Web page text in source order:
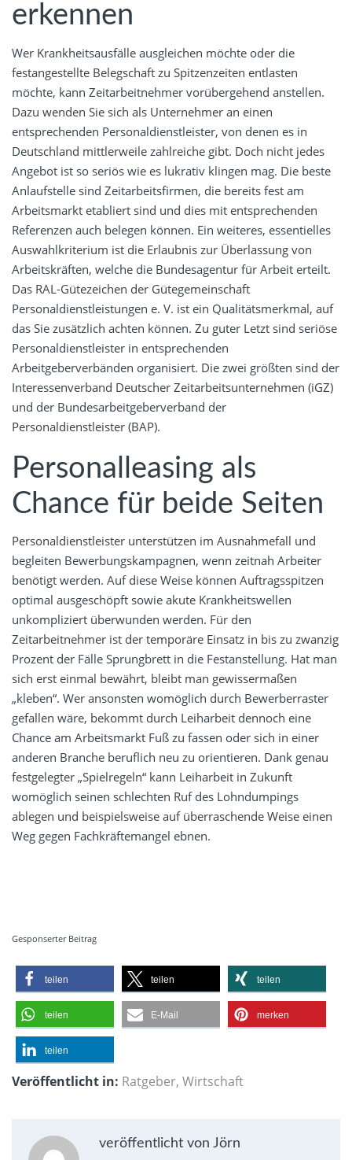
erkennen
Wer Krankheitsausfälle ausgleichen möchte oder die
festangestellte Belegschaft zu Spitzenzeiten entlasten
möchte, kann Zeitarbeitnehmer vorübergehend anstellen.
Dazu wenden Sie sich als Unternehmer an einen
entsprechenden Personaldienstleister, von denen es in
Deutschland mittlerweile zahlreiche gibt. Doch nicht jedes
Angebot ist so seriös wie es lukrativ klingen mag. Die beste
Anlaufstelle sind Zeitarbeitsfirmen, die bereits fest am
Arbeitsmarkt etabliert sind und dies mit entsprechenden
Referenzen auch belegen können. Ein weiteres, essentielles
Auswahlkriterium ist die Erlaubnis zur Überlassung von
Arbeitskräften, welche die Bundesagentur für Arbeit erteilt.
Das RAL-Gütezeichen der Gütegemeinschaft
Personaldienstleistungen e. V. ist ein Qualitätsmerkmal, auf
das Sie zusätzlich achten können. Zu guter Letzt sind seriöse
Personaldienstleister in entsprechenden
Arbeitgeberverbänden organisiert. Die zwei größten sind der
Interessenverband Deutscher Zeitarbeitsunternehmen (iGZ)
und der Bundesarbeitgeberverband der
Personaldienstleister (BAP).
Personalleasing als
Chance für beide Seiten
Personaldienstleister unterstützen im Ausnahmefall und
begleiten Bewerbungskampagnen, wenn zeitnah Arbeiter
benötigt werden. Auf diese Weise können Auftragsspitzen
optimal ausgeschöpft sowie akute Krankheitswellen
unkompliziert überwunden werden. Für den
Zeitarbeitnehmer ist der temporäre Einsatz in bis zu zwanzig
Prozent der Fälle Sprungbrett in die Festanstellung. Hat man
sich erst einmal bewährt, bleibt man gewissermaßen
„kleben“. Wer ansonsten womöglich durch Bewerberraster
gefallen wäre, bekommt durch Leiharbeit dennoch eine
Chance am Arbeitsmarkt Fuß zu fassen oder sich in einer
anderen Branche beruflich neu zu orientieren. Dank genau
festgelegter „Spielregeln“ kann Leiharbeit in Zukunft
womöglich seinen schlechten Ruf des Lohndumpings
ablegen und beispielsweise auf überraschende Weise einen
Weg gegen Fachkräftemangel ebnen.
Gesponserter Beitrag
teilen teilen teilen
teilen E-Mail merken
teilen
Veröffentlicht in: Ratgeber, Wirtschaft
veröffentlicht von Jörn